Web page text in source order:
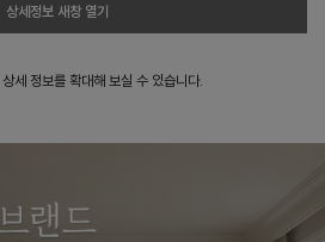
상세정보 새창 열기
상세 정보를 확대해 보실 수 있습니다.